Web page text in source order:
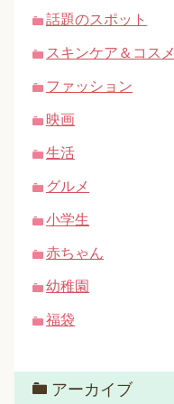
話題のスポット
スキンケア＆コスメ
ファッション
映画
生活
グルメ
小学生
赤ちゃん
幼稚園
福袋
アーカイブ